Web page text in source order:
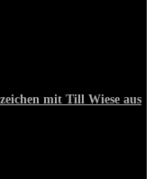
mit Till Wiese aus